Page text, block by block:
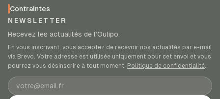
Contraintes
NEWSLETTER
Recevez les actualités de l’Oulipo.
En vous inscrivant, vous acceptez de recevoir nos actualités par e-mail
via Brevo. Votre adresse est utilisée uniquement pour cet envoi et vous
pourrez vous désinscrire à tout moment. Politique de confidentialité.
Adresse e-mail